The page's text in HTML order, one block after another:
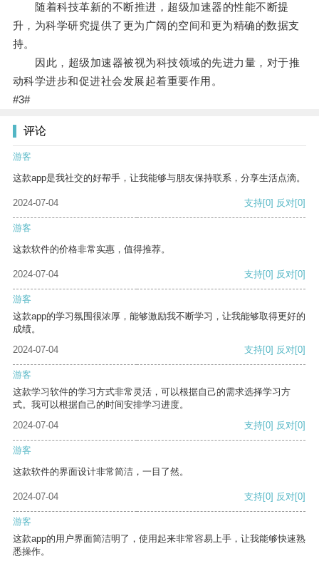
随着科技革新的不断推进，超级加速器的性能不断提
升，为科学研究提供了更为广阔的空间和更为精确的数据支
持。
因此，超级加速器被视为科技领域的先进力量，对于推
动科学进步和促进社会发展起着重要作用。
#3#
评论
游客
这款app是我社交的好帮手，让我能够与朋友保持联系，分享生活点滴。
2024-07-04 支持[0] 反对[0]
游客
这款软件的价格非常实惠，值得推荐。
2024-07-04 支持[0] 反对[0]
游客
这款app的学习氛围很浓厚，能够激励我不断学习，让我能够取得更好的
成绩。
2024-07-04
支持[0] 反对[0]
游客
这款学习软件的学习方式非常灵活，可以根据自己的需求选择学习方
式。我可以根据自己的时间安排学习进度。
2024-07-04
支持[0] 反对[0]
游客
这款软件的界面设计非常简洁，一目了然。
2024-07-04 支持[0] 反对[0]
游客
这款app的用户界面简洁明了，使用起来非常容易上手，让我能够快速熟
悉操作。